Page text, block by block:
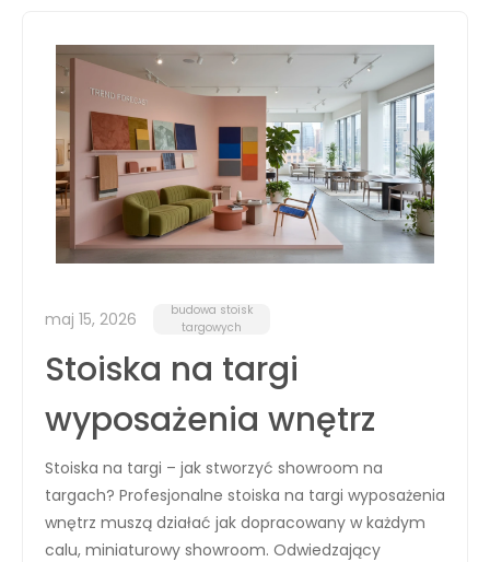
maj 15, 2026
budowa stoisk
targowych
Stoiska na targi
wyposażenia wnętrz
Stoiska na targi – jak stworzyć showroom na
targach? Profesjonalne stoiska na targi wyposażenia
wnętrz muszą działać jak dopracowany w każdym
calu, miniaturowy showroom. Odwiedzający